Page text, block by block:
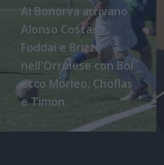
Al Bonorva arrivano
Alonso Costas,
Foddai e Brizzi,
nell'Orrolese con Boi
ecco Morleo, Choflas
e Timon